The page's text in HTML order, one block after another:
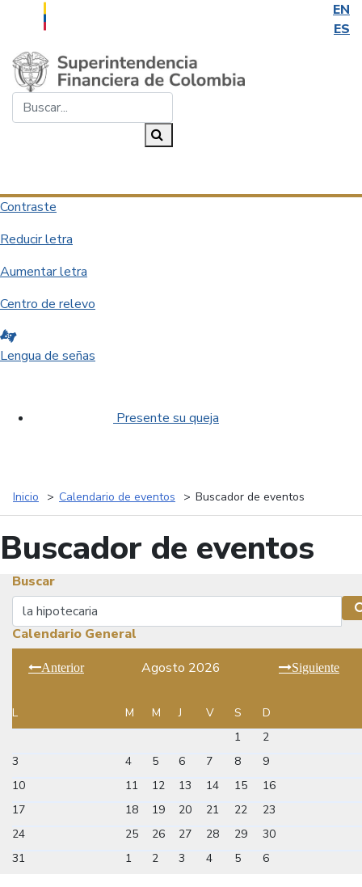
EN
ES
Saltar al contenido principal
Contraste
Reducir letra
Aumentar letra
Centro de relevo
Lengua de señas
Presente su queja
Inicio Calendario de eventos Buscador de eventos
Buscador de eventos
Buscar
Buscar
Calendario General
Anterior Agosto 2026 Siguiente
L M M J V S
D
1
2
3
4 5 6 7 8
9
10
11 12 13 14 15
16
17
18 19 20 21 22
23
24
25 26 27 28 29
30
31
1 2 3 4 5 6